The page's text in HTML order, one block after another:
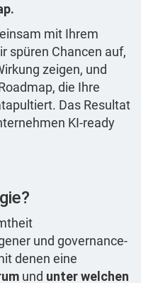
mit Ihrem
spüren Chancen auf,
zeigen, und
die Ihre
Das Resultat
KI-ready
und governance-
denen eine
und unter welchen